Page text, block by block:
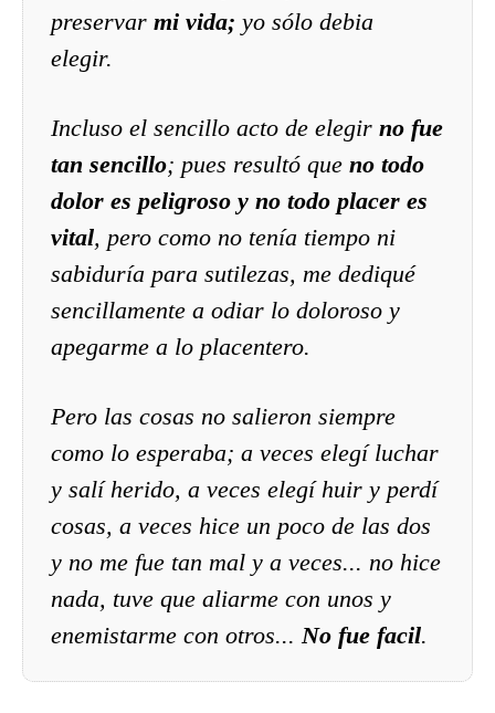
preservar mi vida; yo sólo debia
elegir.
Incluso el sencillo acto de elegir no fue
tan sencillo; pues resultó que no todo
dolor es peligroso y no todo placer es
vital, pero como no tenía tiempo ni
sabiduría para sutilezas, me dediqué
sencillamente a odiar lo doloroso y
apegarme a lo placentero.
Pero las cosas no salieron siempre
como lo esperaba; a veces elegí luchar
y salí herido, a veces elegí huir y perdí
cosas, a veces hice un poco de las dos
y no me fue tan mal y a veces... no hice
nada, tuve que aliarme con unos y
enemistarme con otros... No fue facil.